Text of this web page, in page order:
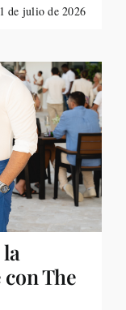
1 de julio de 2026
The